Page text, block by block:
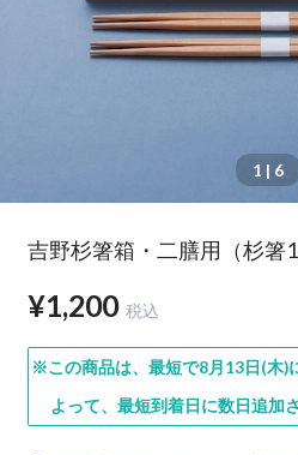
1 | 6
吉野杉箸箱・二膳用（杉箸1
¥1,200 税込
※この商品は、最短で8月13日(木)
よって、最短到着日に数日追加